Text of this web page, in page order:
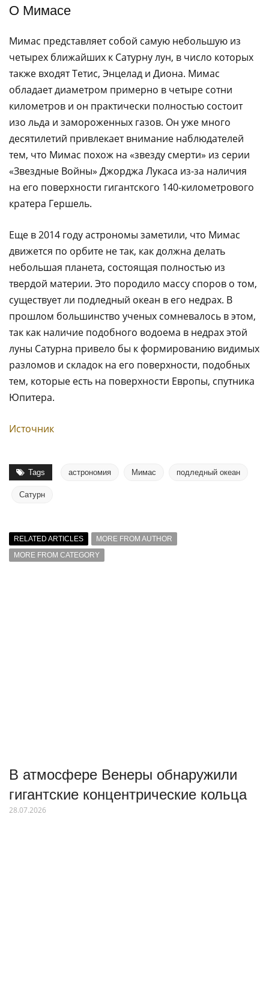
О Мимасе
Мимас представляет собой самую небольшую из
четырех ближайших к Сатурну лун, в число которых
также входят Тетис, Энцелад и Диона. Мимас
обладает диаметром примерно в четыре сотни
километров и он практически полностью состоит
изо льда и замороженных газов. Он уже много
десятилетий привлекает внимание наблюдателей
тем, что Мимас похож на «звезду смерти» из серии
«Звездные Войны» Джорджа Лукаса из-за наличия
на его поверхности гигантского 140-километрового
кратера Гершель.
Еще в 2014 году астрономы заметили, что Мимас
движется по орбите не так, как должна делать
небольшая планета, состоящая полностью из
твердой материи. Это породило массу споров о том,
существует ли подледный океан в его недрах. В
прошлом большинство ученых сомневалось в этом,
так как наличие подобного водоема в недрах этой
луны Сатурна привело бы к формированию видимых
разломов и складок на его поверхности, подобных
тем, которые есть на поверхности Европы, спутника
Юпитера.
Источник
Tags астрономия Мимас подледный океан
Сатурн
RELATED ARTICLES
MORE FROM AUTHOR
MORE FROM CATEGORY
В атмосфере Венеры обнаружили
гигантские концентрические кольца
28.07.2026